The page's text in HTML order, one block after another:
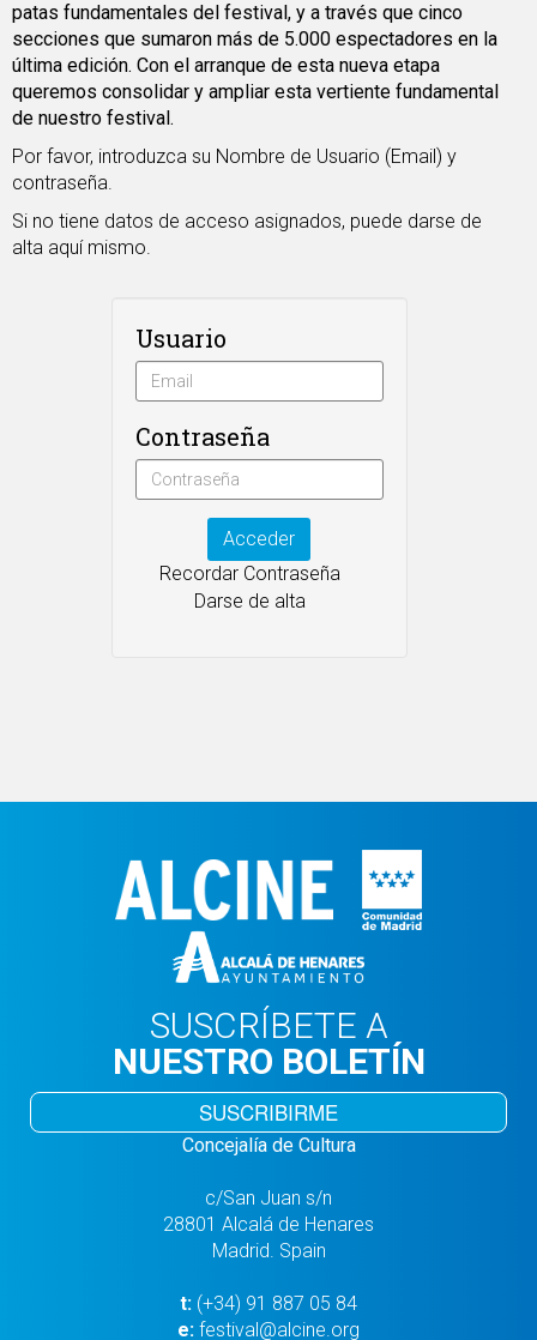
patas fundamentales del festival, y a través que cinco
secciones que sumaron más de 5.000 espectadores en la
última edición. Con el arranque de esta nueva etapa
queremos consolidar y ampliar esta vertiente fundamental
de nuestro festival.
Por favor, introduzca su Nombre de Usuario (Email) y
contraseña.
Si no tiene datos de acceso asignados, puede darse de
alta aquí mismo.
Usuario
Contraseña
Acceder
Recordar Contraseña
Darse de alta
SUSCRÍBETE A
NUESTRO BOLETÍN
SUSCRIBIRME
Concejalía de Cultura
c/San Juan s/n
28801 Alcalá de Henares
Madrid. Spain
t: (+34) 91 887 05 84
e: festival@alcine.org